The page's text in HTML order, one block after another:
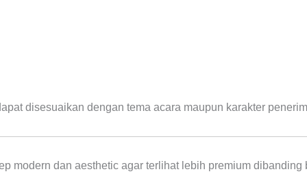
disesuaikan dengan tema acara maupun karakter
modern dan aesthetic agar terlihat lebih premium dibanding